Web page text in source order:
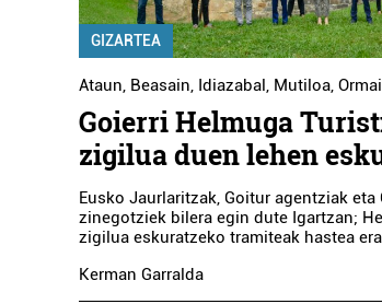
GIZARTEA
Ataun, Beasain, Idiazabal, Mutiloa,
Goierri Helmuga
zigilua duen lehen
Eusko Jaurlaritzak, Goitur agentziak
zinegotziek bilera egin dute Igartzan;
zigilua eskuratzeko tramiteak hastea
Kerman Garralda